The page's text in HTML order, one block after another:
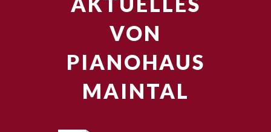
VON
PIANOHAUS
MAINTAL